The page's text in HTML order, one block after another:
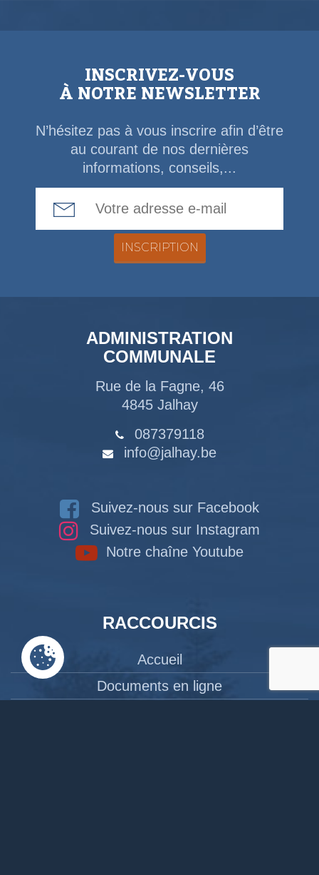
INSCRIVEZ-VOUS
À NOTRE NEWSLETTER
N’hésitez pas à vous inscrire afin d’être
au courant de nos dernières
informations, conseils,...
ADMINISTRATION
COMMUNALE
Rue de la Fagne, 46
4845 Jalhay
087379118
info@jalhay.be
Suivez-nous sur Facebook
Suivez-nous sur Instagram
Notre chaîne Youtube
RACCOURCIS
Accueil
Documents en ligne